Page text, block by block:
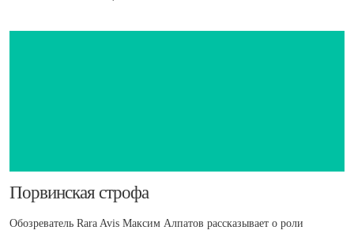
​Порвинская строфа
Обозреватель Rara Avis Максим Алпатов рассказывает о роли